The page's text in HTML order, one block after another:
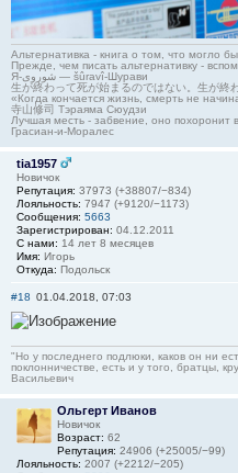
Альтернативка - книга о том, что могло бы
Прежде, чем писать альтернативку -
Я-شوروی — šûravî-Шурави
生が終わって死が始まるのではない。生が終
«Когда кончается жизнь, смерть не
寺山修司 Тэраяма Сюудзи
Лучшая месть - забвение, оно похоронит
Грасиан-и-Моралес
tia1957
Новичок
Репутация: 37973 (+38807/−834)
Лояльность: 7947 (+9120/−1173)
Сообщения: 5663
Зарегистрирован: 04.12.2011
С нами: 14 лет 8 месяцев
Имя: Игорь
Откуда: Подольск
#18 01.04.2018, 07:03
"Но у последнего подлюки, каков он ни
поклонничестве, есть и у того, братцы,
Васильевич
Ольгерт Иванов
Новичок
Возраст: 62
Репутация: 24906 (+25005/−99)
Лояльность: 2007 (+2212/−205)